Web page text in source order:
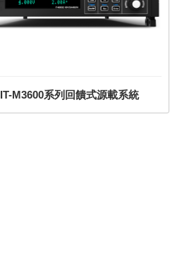
IT-M3600系列回饋式源載系統